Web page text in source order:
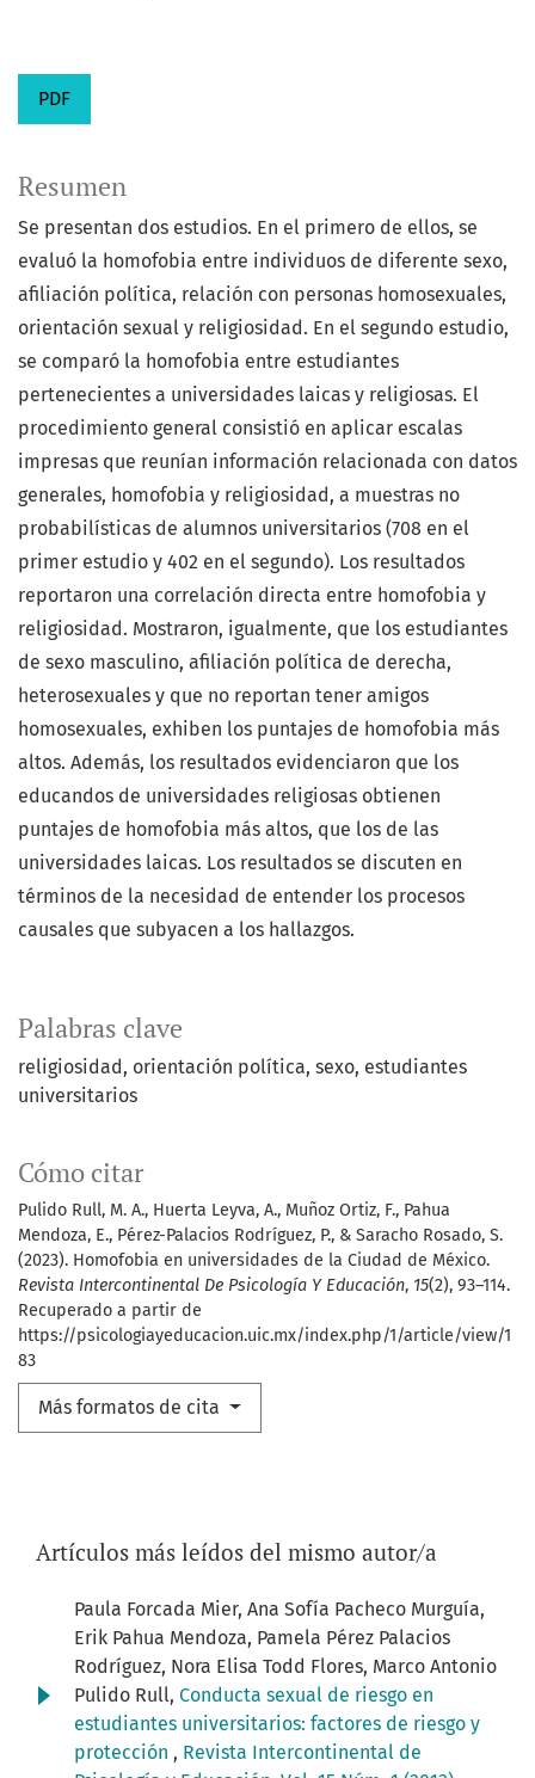
PDF
Palabras clave
religiosidad orientación política sexo estudiantes
universitarios
Cómo citar
Pulido Rull, M. A., Huerta Leyva, A., Muñoz Ortiz, F., Pahua
Mendoza, E., Pérez-Palacios Rodríguez, P., & Saracho Rosado, S.
(2023). Homofobia en universidades de la Ciudad de México.
Revista Intercontinental De Psicología Y Educación, 15(2), 93–114.
Recuperado a partir de
https://psicologiayeducacion.uic.mx/index.php/1/article/view/1
83
Más formatos de cita
Resumen
Se presentan dos estudios. En el primero de ellos, se
evaluó la homofobia entre individuos de diferente sexo,
afiliación política, relación con personas homosexuales,
orientación sexual y religiosidad. En el segundo estudio,
se comparó la homofobia entre estudiantes
pertenecientes a universidades laicas y religiosas. El
procedimiento general consistió en aplicar escalas
impresas que reunían información relacionada con datos
generales, homofobia y religiosidad, a muestras no
probabilísticas de alumnos universitarios (708 en el
primer estudio y 402 en el segundo). Los resultados
reportaron una correlación directa entre homofobia y
religiosidad. Mostraron, igualmente, que los estudiantes
de sexo masculino, afiliación política de derecha,
heterosexuales y que no reportan tener amigos
homosexuales, exhiben los puntajes de homofobia más
altos. Además, los resultados evidenciaron que los
educandos de universidades religiosas obtienen
puntajes de homofobia más altos, que los de las
universidades laicas. Los resultados se discuten en
términos de la necesidad de entender los procesos
causales que subyacen a los hallazgos.
Artículos más leídos del mismo autor/a
Paula Forcada Mier, Ana Sofía Pacheco Murguía,
Erik Pahua Mendoza, Pamela Pérez Palacios
Rodríguez, Nora Elisa Todd Flores, Marco Antonio
Pulido Rull, Conducta sexual de riesgo en
estudiantes universitarios: factores de riesgo y
protección , Revista Intercontinental de